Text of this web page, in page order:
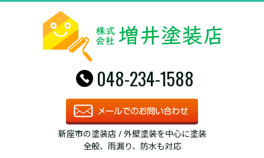
048-234-1588
新座市の塗装店 / 外壁塗装を中心に塗装
全般、雨漏り、防水も対応